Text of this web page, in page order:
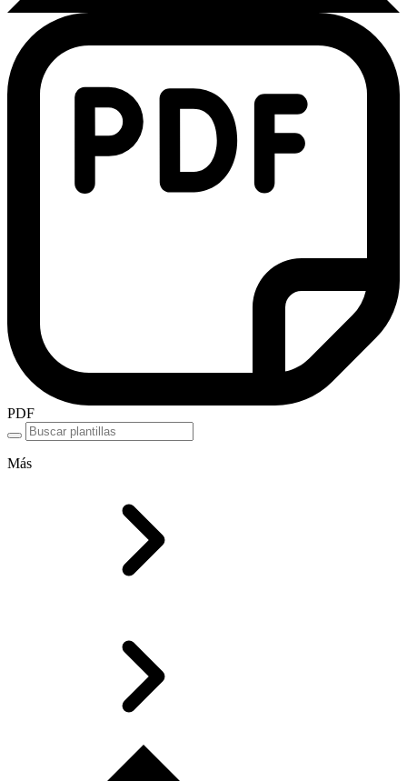
PDF
Más